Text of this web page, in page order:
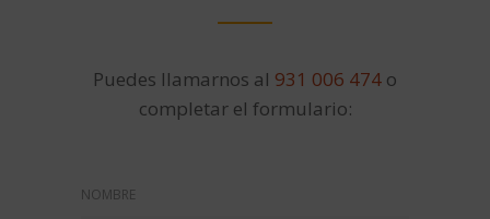
Puedes llamarnos al 931 006 474 o
completar el formulario:
NOMBRE